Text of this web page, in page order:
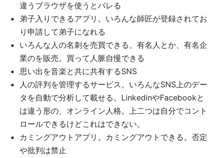
違うブラウザを使うとバレる
弟子入りできるアプリ。いろんな師匠が登録されてお
り申請して弟子になれる
いろんな人の名刺を売買できる。有名人とか、有名企
業のを販売。買って人脈自慢できる
思い出を音楽と共に共有するSNS
人の評判を管理するサービス。いろんなSNS上のデー
タを自動で分析して載せる。LinkedinやFacebookと
は違う形の、オンライン人格。上二つは自分でコント
ロールできるけどこれはできない。
カミングアウトアプリ。カミングアウトできる。否定
や批判は禁止